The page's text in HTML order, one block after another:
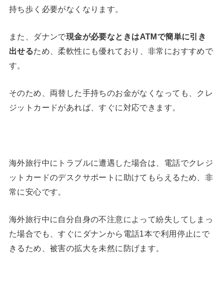
持ち歩く必要がなくなります。
また、ダナンで現金が必要なときはATMで簡単に引き
出せるため、柔軟性にも優れており、非常におすすめで
す。
そのため、両替した手持ちのお金がなくなっても、クレ
ジットカードがあれば、すぐに対応できます。
海外旅行中にトラブルに遭遇した場合は、電話でクレジ
ットカードのデスクサポートに助けてもらえるため、非
常に安心です。
海外旅行中に自分自身の不注意によって紛失してしまっ
た場合でも、すぐにダナンから電話1本で利用停止にで
きるため、被害の拡大を未然に防げます。